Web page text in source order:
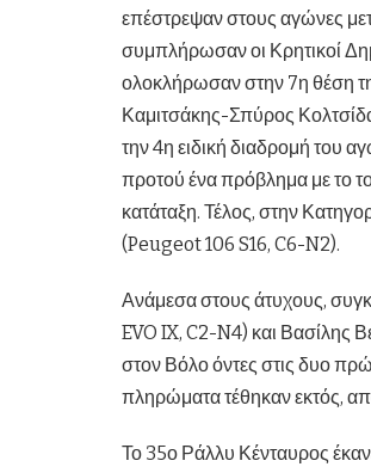
επέστρεψαν στους αγώνες
συμπλήρωσαν οι Κρητικοί
ολοκλήρωσαν στην 7η θέση
Καμιτσάκης-Σπύρος
την 4η ειδική διαδρομή του
προτού ένα πρόβλημα με το
κατάταξη. Τέλος, στην
(Peugeot 106 S16, C6-N2).
Ανάμεσα στους άτυχους,
EVO IX, C2-N4) και Βασίλης
στον Βόλο όντες στις δυο
πληρώματα τέθηκαν εκτός,
Το 35ο Ράλλυ Κένταυρος